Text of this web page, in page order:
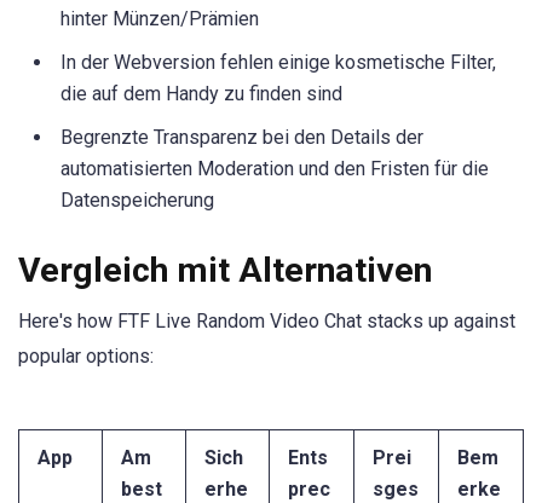
hinter Münzen/Prämien
In der Webversion fehlen einige kosmetische Filter,
die auf dem Handy zu finden sind
Begrenzte Transparenz bei den Details der
automatisierten Moderation und den Fristen für die
Datenspeicherung
Vergleich mit Alternativen
Here's how FTF Live Random Video Chat stacks up against
popular options:
App
Am
best
Sich
erhe
Ents
prec
Prei
sges
Bem
erke